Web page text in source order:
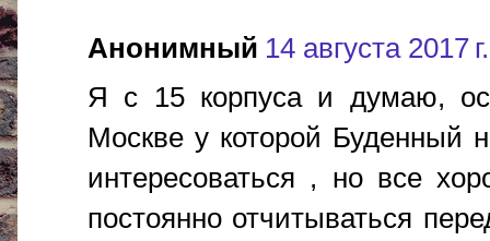
Анонимный 14 августа 2017
Я с 15 корпуса и думаю,
Москве у которой Буденный
интересоваться , но все
постоянно отчитываться